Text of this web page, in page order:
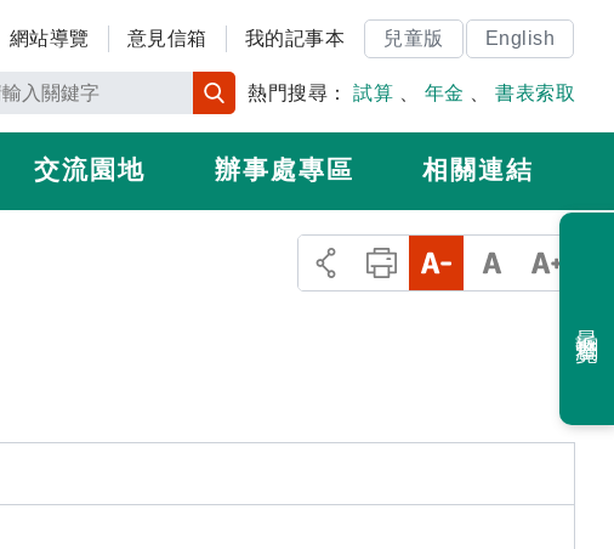
網站導覽 意見信箱 我的記事本 兒童版 English
熱門搜尋： 試算 年金 書表索取
交流園地 辦事處專區 相關連結